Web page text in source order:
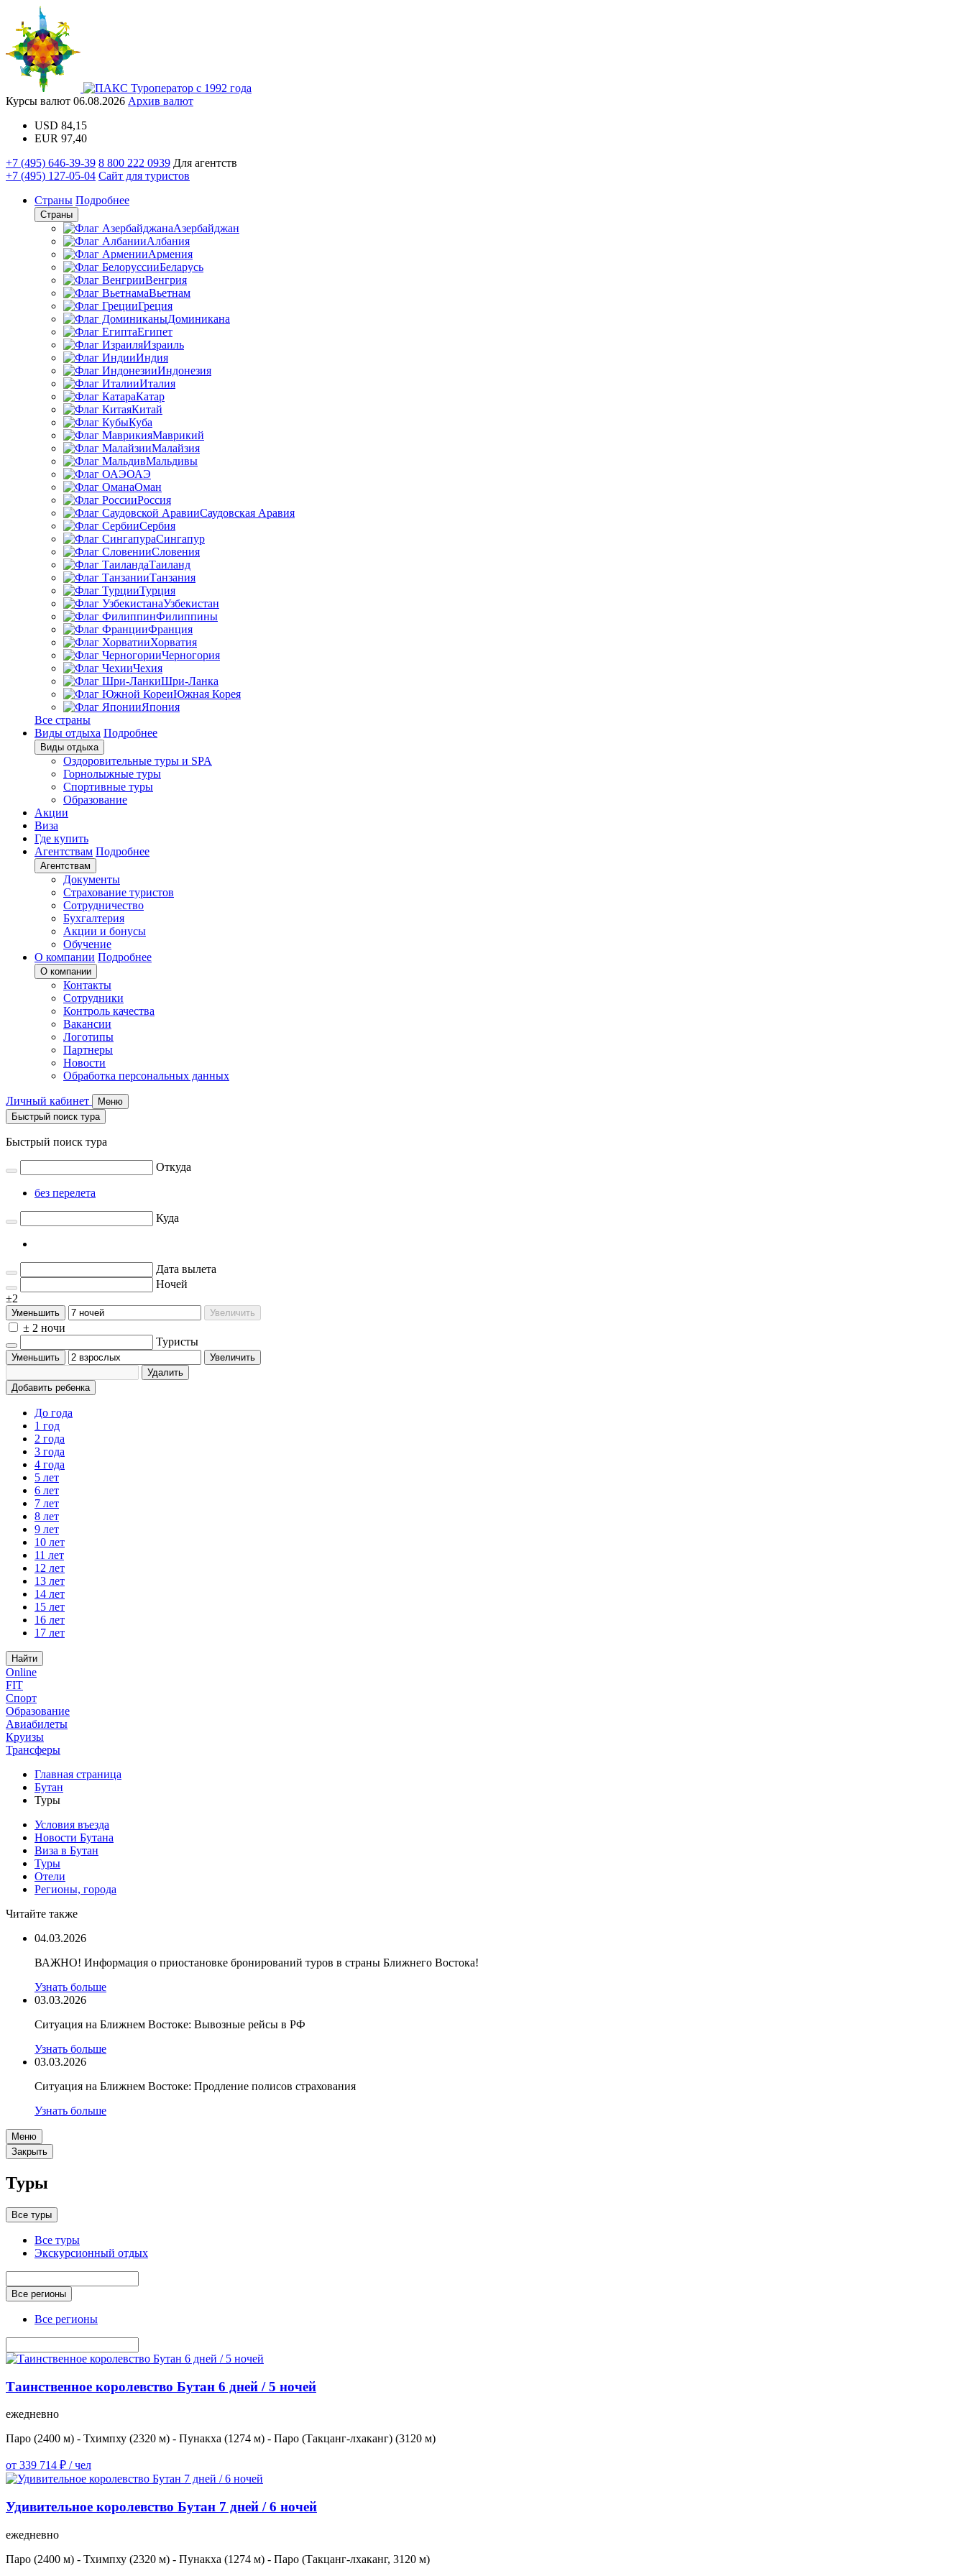
Туроператор с 1992 года
Курсы валют 06.08.2026 Архив валют
USD 84,15
EUR 97,40
+7 (495) 646-39-39 8 800 222 0939 Для агентств
+7 (495) 127-05-04 Сайт для туристов
Страны Подробнее
Страны
Азербайджан
Албания
Армения
Беларусь
Венгрия
Вьетнам
Греция
Доминикана
Египет
Израиль
Индия
Индонезия
Италия
Катар
Китай
Куба
Маврикий
Малайзия
Мальдивы
ОАЭ
Оман
Россия
Саудовская Аравия
Сербия
Сингапур
Словения
Таиланд
Танзания
Турция
Узбекистан
Филиппины
Франция
Хорватия
Черногория
Чехия
Шри-Ланка
Южная Корея
Япония
Все страны
Виды отдыха Подробнее
Виды отдыха
Оздоровительные туры и SPA
Горнолыжные туры
Спортивные туры
Образование
Акции
Виза
Где купить
Агентствам Подробнее
Агентствам
Документы
Страхование туристов
Сотрудничество
Бухгалтерия
Акции и бонусы
Обучение
О компании Подробнее
О компании
Контакты
Сотрудники
Контроль качества
Вакансии
Логотипы
Партнеры
Новости
Обработка персональных данных
Личный кабинет
Меню
Быстрый поиск тура
Быстрый поиск тура
Откуда
без перелета
Куда
Дата вылета
Ночей
±2
Уменьшить Увеличить
± 2 ночи
Туристы
Уменьшить
Увеличить
Удалить
Добавить ребенка
До года
1 год
2 года
3 года
4 года
5 лет
6 лет
7 лет
8 лет
9 лет
10 лет
11 лет
12 лет
13 лет
14 лет
15 лет
16 лет
17 лет
Найти
Online
FIT
Спорт
Образование
Авиабилеты
Круизы
Трансферы
Главная страница
Бутан
Туры
Условия въезда
Новости Бутана
Виза в Бутан
Туры
Отели
Регионы, города
Читайте также
04.03.2026
ВАЖНО! Информация о приостановке бронирований туров в страны Ближнего Востока!
Узнать больше
03.03.2026
Ситуация на Ближнем Востоке: Вывозные рейсы в РФ
Узнать больше
03.03.2026
Ситуация на Ближнем Востоке: Продление полисов страхования
Узнать больше
Меню
Закрыть
Туры
Все туры
Все туры
Экскурсионный отдых
Все регионы
Все регионы
Таинственное королевство Бутан 6 дней / 5 ночей
ежедневно
Паро (2400 м) - Тхимпху (2320 м) - Пунакха (1274 м) - Паро (Такцанг-лхаканг) (3120 м)
от 339 714 ₽ / чел
Удивительное королевство Бутан 7 дней / 6 ночей
ежедневно
Паро (2400 м) - Тхимпху (2320 м) - Пунакха (1274 м) - Паро (Такцанг-лхаканг, 3120 м)